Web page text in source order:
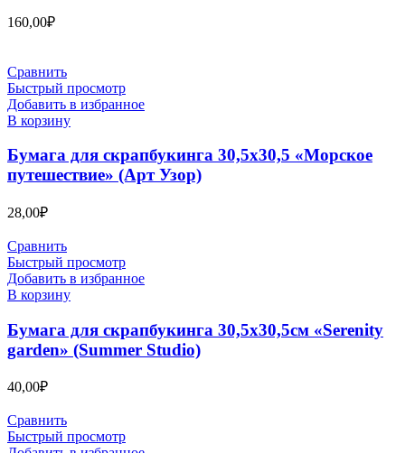
160,00₽
Сравнить
Быстрый просмотр
Добавить в избранное
В корзину
Бумага для скрапбукинга 30,5х30,5 «Морское
путешествие» (Арт Узор)
28,00₽
Сравнить
Быстрый просмотр
Добавить в избранное
В корзину
Бумага для скрапбукинга 30,5х30,5см «Serenity
garden» (Summer Studio)
40,00₽
Сравнить
Быстрый просмотр